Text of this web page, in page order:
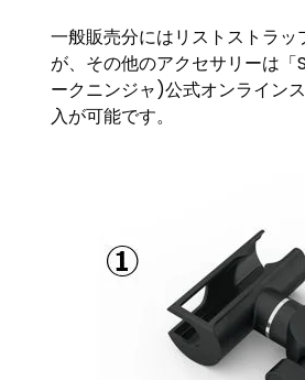
一般販売分にはリストストラッ
が、その他のアクセサリーは
ークニンジャ)公式オンライン
入が可能です。